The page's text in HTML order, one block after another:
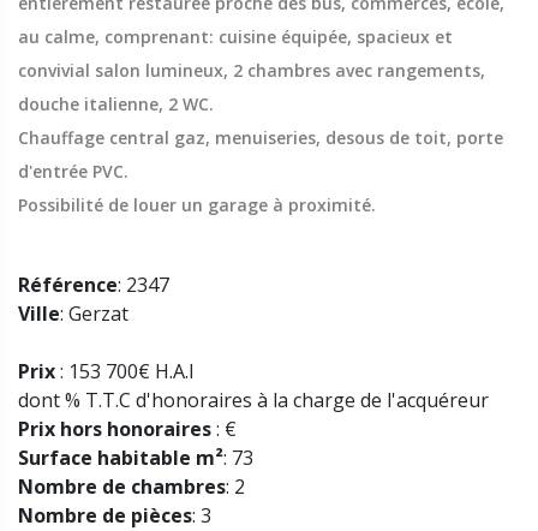
au calme, comprenant: cuisine équipée, spacieux et
convivial salon lumineux, 2 chambres avec rangements,
douche italienne, 2 WC.
Chauffage central gaz, menuiseries, desous de toit, porte
d'entrée PVC.
Possibilité de louer un garage à proximité.
Référence: 2347
Ville: Gerzat
Prix: 153 700€ H.A.I
dont % T.T.C d'honoraires à la charge de l'acquéreur
Prix hors honoraires: €
Surface habitable m²: 73
Nombre de chambres: 2
Nombre de pièces: 3